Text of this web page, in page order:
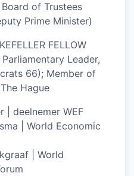
Board of Trustees
Prime Minister)
FELLOW
Leader,
66); Member of
Hague
| deelnemer WEF
| World Economic
| World